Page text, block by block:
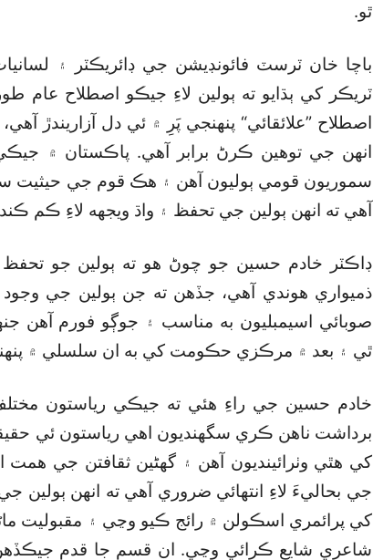
ٿو.
باچا خان ٽرسٽ فائونڊيشن جي ڊائريڪٽر ۽
ٽريڪر کي ٻڌايو ته ٻولين لاءِ جيڪو اصطلاح عام
اصطلاح ”علائقائي“ پنهنجي پَرِ ۾ ئي دل آزاريندڙ
انهن جي توهين ڪرڻ برابر آهي. پاڪستان ۾ جيڪي
سموريون قومي ٻوليون آهن ۽ هڪ قوم جي حيثيت
آهي ته انهن ٻولين جي تحفظ ۽ واڌ ويجهه لاءِ ڪم
ڊاڪٽر خادم حسين جو چوڻ هو ته ٻولين جو
ذميواري هوندي آهي، جڏهن ته جن ٻولين جي وجود
صوبائي اسيمبليون به مناسب ۽ جوڳو فورم آهن
ٿي ۽ بعد ۾ مرڪزي حڪومت کي به ان سلسلي ۾
خادم حسين جي راءِ هئي ته جيڪي رياستون
برداشت ناهن ڪري سگھنديون اهي رياستون
کي هٿي وٺرائينديون آهن ۽ گھڻين ثقافتن جي همت
جي بحاليءَ لاءِ انتهائي ضروري آهي ته انهن ٻولين
کي پرائمري اسڪولن ۾ رائج ڪيو وڃي ۽ مقبوليت
شاعري شايع ڪرائي وڃي. ان قسم جا قدم جيڪڏهن